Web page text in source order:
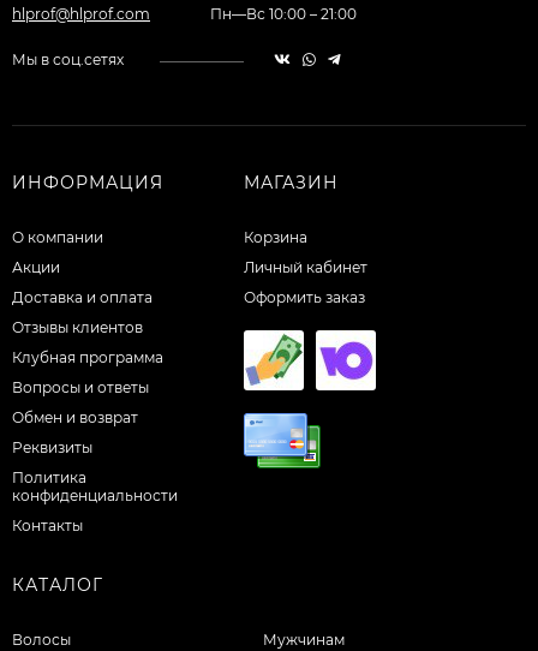
hlprof@hlprof.com Пн—Вс 10:00 – 21:00
Мы в соц.сетях
ИНФОРМАЦИЯ
О компании
Акции
Доставка и оплата
Отзывы клиентов
Клубная программа
Вопросы и ответы
Обмен и возврат
Реквизиты
Политика
конфиденциальности
Контакты
МАГАЗИН
Корзина
Личный кабинет
Оформить заказ
КАТАЛОГ
Волосы Мужчинам